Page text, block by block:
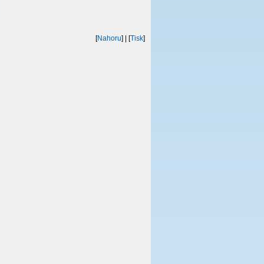
[Nahoru] | [Tisk]